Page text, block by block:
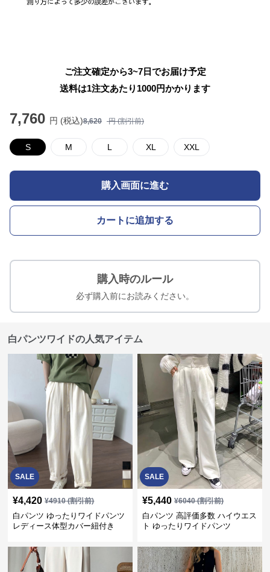
ご注文確定から3~7日でお届け予定
送料は1注文あたり 1000円かかります
7,760 円 (税込)8,620 円 (割引前)
S M L XL XXL
購入画面に進む
カートに追加する
購入時のルール
必ず購入前にお読みください。
白パンツワイドの人気アイテム
SALE
¥4,420 ¥4910(割引前)
白パンツ ゆったりワイドパンツ
レディース体型カバー紐付き
SALE
¥5,440 ¥6040(割引前)
白パンツ 高評価多数 ハイウエス
ト ゆったりワイドパンツ